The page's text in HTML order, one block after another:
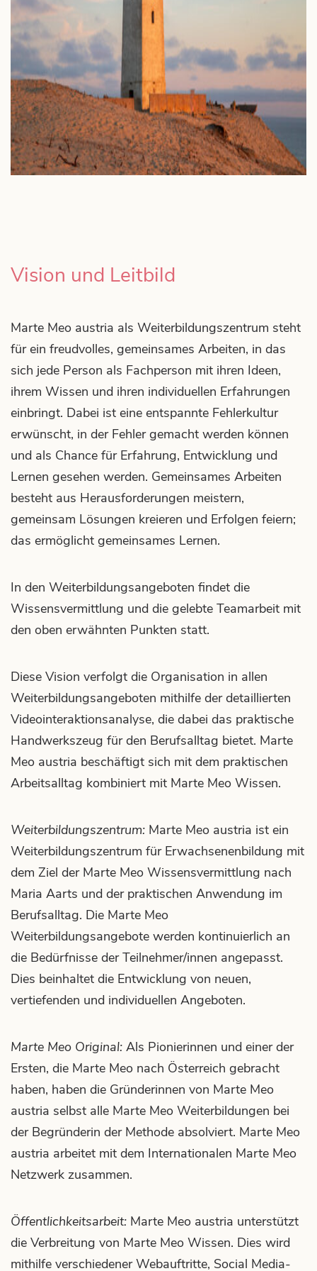
Kurse im Fokus.
Aktuelles
Neuigkeiten im Fokus.
Kontakt
Du & Wir im Fokus.
Download-Center
IMPRESSUM
AGB
Vision und Leitbild
Marte Meo austria als Weiterbildungszentrum steht
für ein freudvolles, gemeinsames Arbeiten, in das
sich jede Person als Fachperson mit ihren Ideen,
ihrem Wissen und ihren individuellen Erfahrungen
einbringt. Dabei ist eine entspannte Fehlerkultur
erwünscht, in der Fehler gemacht werden können
und als Chance für Erfahrung, Entwicklung und
Lernen gesehen werden. Gemeinsames Arbeiten
besteht aus Herausforderungen meistern,
gemeinsam Lösungen kreieren und Erfolgen feiern;
das ermöglicht gemeinsames Lernen.
In den Weiterbildungsangeboten findet die
Wissensvermittlung und die gelebte Teamarbeit mit
den oben erwähnten Punkten statt.
Diese Vision verfolgt die Organisation in allen
Weiterbildungsangeboten mithilfe der detaillierten
Videointeraktionsanalyse, die dabei das praktische
Handwerkszeug für den Berufsalltag bietet. Marte
Meo austria beschäftigt sich mit dem praktischen
Arbeitsalltag kombiniert mit Marte Meo Wissen.
Weiterbildungszentrum: Marte Meo austria ist ein
Weiterbildungszentrum für Erwachsenenbildung mit
dem Ziel der Marte Meo Wissensvermittlung nach
Maria Aarts und der praktischen Anwendung im
Berufsalltag. Die Marte Meo
Weiterbildungsangebote werden kontinuierlich an
die Bedürfnisse der Teilnehmer/innen angepasst.
Dies beinhaltet die Entwicklung von neuen,
vertiefenden und individuellen Angeboten.
Marte Meo Original: Als Pionierinnen und einer der
Ersten, die Marte Meo nach Österreich gebracht
haben, haben die Gründerinnen von Marte Meo
austria selbst alle Marte Meo Weiterbildungen bei
der Begründerin der Methode absolviert. Marte Meo
austria arbeitet mit dem Internationalen Marte Meo
Netzwerk zusammen.
Öffentlichkeitsarbeit: Marte Meo austria unterstützt
die Verbreitung von Marte Meo Wissen. Dies wird
mithilfe verschiedener Webauftritte, Social Media-